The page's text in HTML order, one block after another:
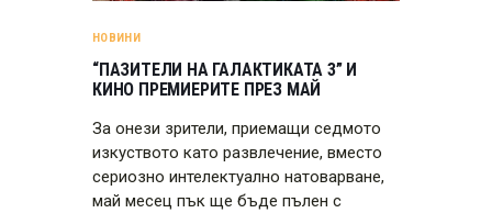
НОВИНИ
“ПАЗИТЕЛИ НА ГАЛАКТИКАТА 3” И
КИНО ПРЕМИЕРИТЕ ПРЕЗ МАЙ
За онези зрители, приемащи седмото
изкуството като развлечение, вместо
сериозно интелектуално натоварване,
май месец пък ще бъде пълен с